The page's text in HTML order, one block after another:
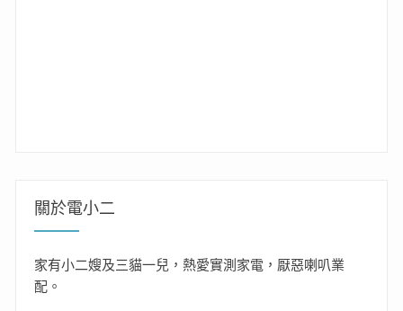
關於電小二
家有小二嫂及三貓一兒，熱愛實測家電，厭惡喇叭業
配。